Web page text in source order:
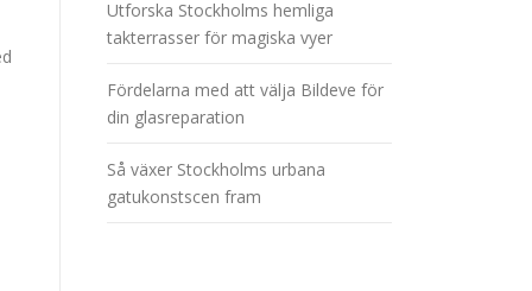
Utforska Stockholms hemliga
takterrasser för magiska vyer
Fördelarna med att välja Bildeve för
din glasreparation
Så växer Stockholms urbana
gatukonstscen fram